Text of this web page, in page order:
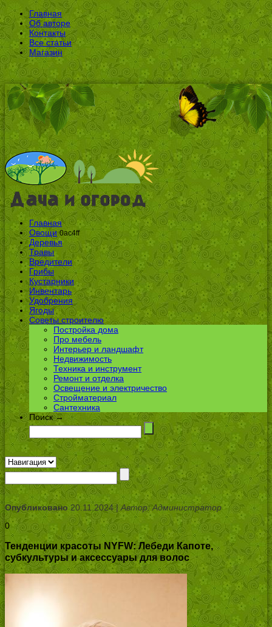
Главная
Об авторе
Контакты
Все статьи
Магазин
Главная
Овощи 0ac4ff
Деревья
Травы
Вредители
Грибы
Кустарники
Инвентарь
Удобрения
Ягоды
Советы строителю
Постройка дома
Про мебель
Интерьер и ландшафт
Недвижимость
Техника и инструмент
Ремонт и отделка
Освещение и электричество
Стройматериал
Сантехника
Поиск →
Опубликовано20.11.2024 | Автор: Администратор
0
Тенденции красоты NYFW: Лебеди Капоте,
субкультуры и аксессуары для волос